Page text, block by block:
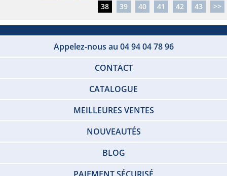
38
39 40 41 42 43 >>
Appelez-nous au 04 94 04 78 96
CONTACT
CATALOGUE
MEILLEURES VENTES
NOUVEAUTÉS
BLOG